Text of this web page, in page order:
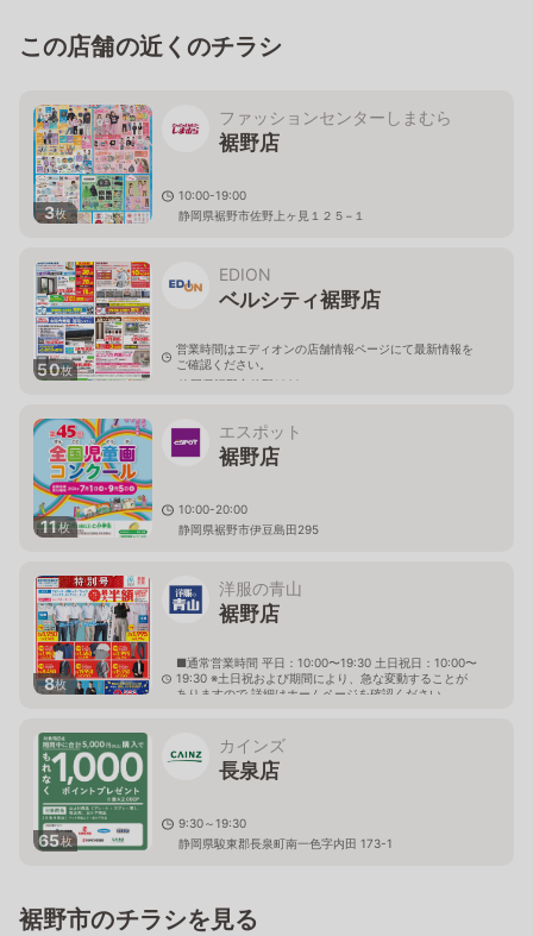
この店舗の近くのチラシ
3枚
ファッションセンターしまむら
裾野店
10:00-19:00
静岡県裾野市佐野上ヶ見１２５−１
50枚
EDION
ベルシティ裾野店
営業時間はエディオンの店舗情報ページにて最新情報を
ご確認ください。
静岡県裾野市佐野1039
11枚
エスポット
裾野店
10:00-20:00
静岡県裾野市伊豆島田295
8枚
洋服の青山
裾野店
■通常営業時間 平日：10:00〜19:30 土日祝日：10:00〜
19:30 ※土日祝および期間により、急な変動することが
ありますので 詳細はホームページを確認ください
65枚
カインズ
長泉店
9:30～19:30
静岡県駿東郡長泉町南一色字内田 173-1
裾野市のチラシを見る